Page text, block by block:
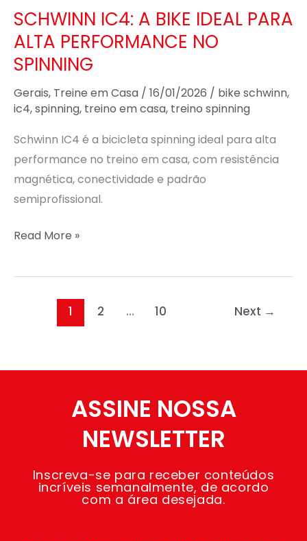
SCHWINN IC4: A BIKE IDEAL PARA
ALTA PERFORMANCE NO
SPINNING
Gerais, Treine em Casa / 16/01/2026 / bike schwinn,
ic4,spinning, treino em casa, treino spinning
Schwinn IC4 é a bicicleta spinning ideal para alta
performance no treino em casa, com resistência
magnética, conectividade e padrão
semiprofissional.
SPINNING
Read More »
1 2 … 10 Next →
ASSINE NOSSA
NEWSLETTER
Inscreva-se para receber conteúdos
incríveis semanalmente, de acordo
com a área desejada.